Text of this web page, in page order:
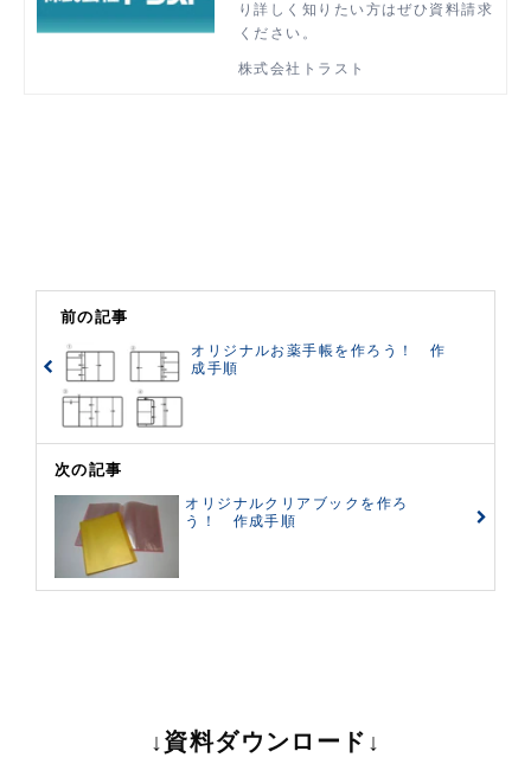
り詳しく知りたい方はぜひ資料請求
ください。
株式会社トラスト
前の記事
オリジナルお薬手帳を作ろう！ 作
成手順
次の記事
オリジナルクリアブックを作ろ
う！ 作成手順
↓資料ダウンロード↓